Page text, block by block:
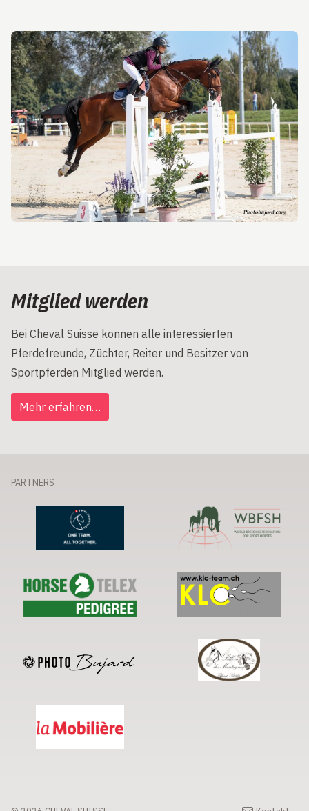
Mitglied werden
Bei Cheval Suisse können alle interessierten
Pferdefreunde, Züchter, Reiter und Besitzer von
Sportpferden Mitglied werden.
Mehr erfahren…
PARTNERS